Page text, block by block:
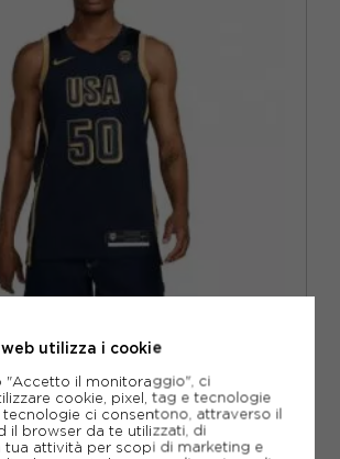
BASKET USA 50TH BLU ORO UOMO
ACQUISTA
59,99€
utilizza i cookie
"Accetto il monitoraggio", ci
cookie, pixel, tag e tecnologie
tecnologie ci consentono, attraverso il
il browser da te utilizzati, di
tua attività per scopi di marketing e